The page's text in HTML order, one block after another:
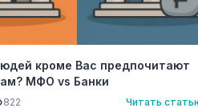
кроме Вас предпочитают
МФО vs Банки
822 Читать